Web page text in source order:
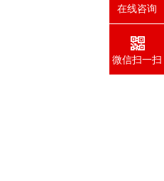
在线咨询
微信扫一扫